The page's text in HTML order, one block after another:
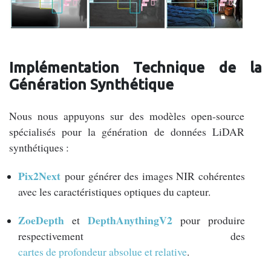
Implémentation Technique de la
Génération Synthétique
Nous nous appuyons sur des modèles open-source
spécialisés pour la génération de données LiDAR
synthétiques :
Pix2Next pour générer des images NIR cohérentes
avec les caractéristiques optiques du capteur.
ZoeDepth et DepthAnythingV2pour produire
respectivement des
cartes de profondeur absolue et relative.